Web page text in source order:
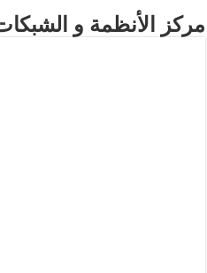
مركز الأنظمة و